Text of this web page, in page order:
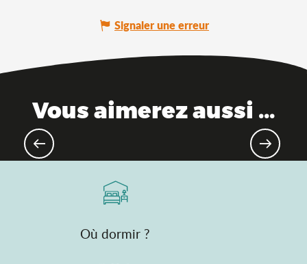
Signaler une erreur
Vous aimerez aussi ...
Où dormir ?